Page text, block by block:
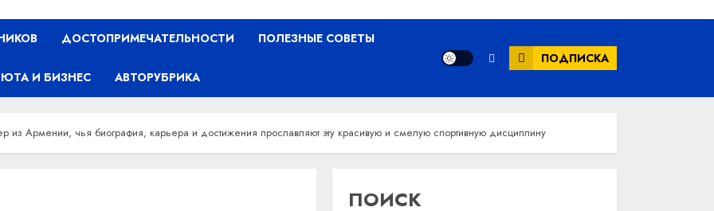
ДОСТОПРИМЕЧАТЕЛЬНОСТИ ПОЛЕЗНЫЕ СОВЕТЫ
И БИЗНЕС АВТОРУБРИКА
ПОДПИСКА
Армении, чья биография, карьера и достижения прославляют эту красивую и смелую спортивную дисциплину
ПОИСК